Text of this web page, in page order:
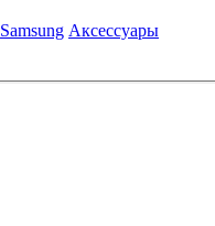
Samsung Аксессуары